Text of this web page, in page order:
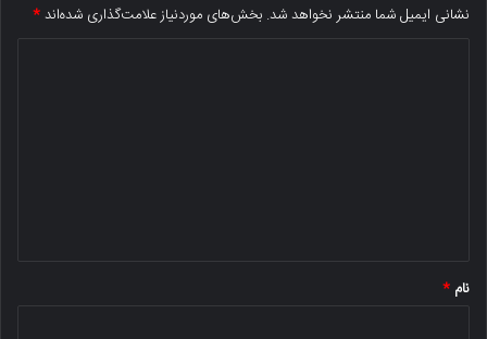
نشانی ایمیل شما منتشر نخواهد شد. بخش‌های موردنیاز علامت‌گذاری شده‌اند*
نام *